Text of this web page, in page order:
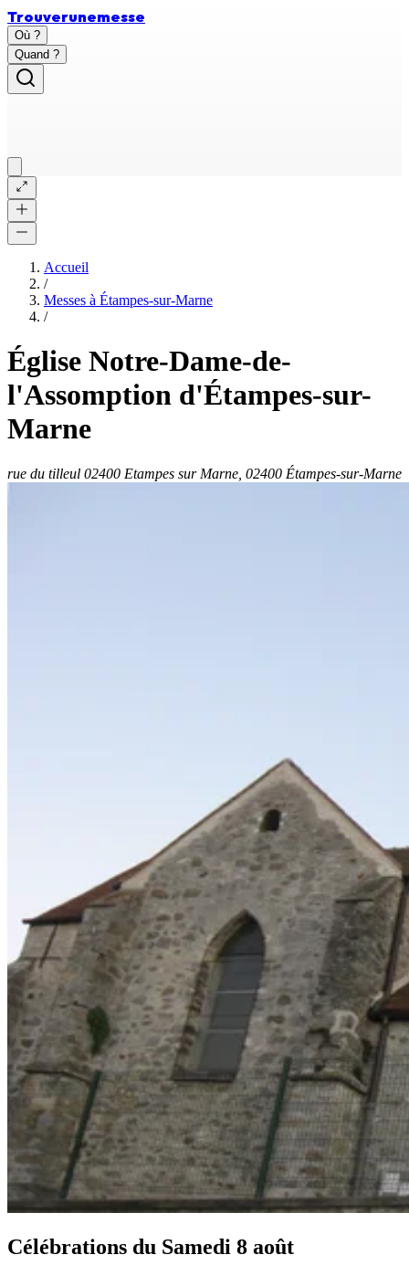
Trouverunemesse
Où ?
Quand ?
Accueil
/
Messes à Étampes-sur-Marne
/
Église Notre-Dame-de-
l'Assomption d'Étampes-sur-
Marne
rue du tilleul 02400 Etampes sur Marne, 02400 Étampes-sur-Marne
Célébrations du Samedi 8 août